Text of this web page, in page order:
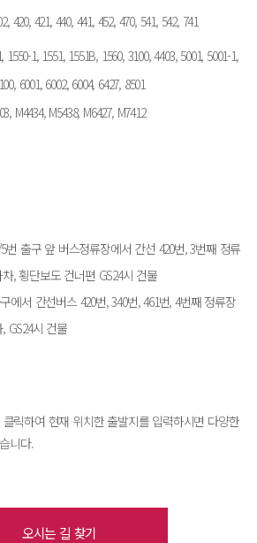
420, 421, 440, 441, 452, 470, 541, 542, 741
1550-1, 1551, 1551B, 1560, 3100, 4403, 5001, 5001-1,
6001, 6002, 6004, 6427, 8501
M4434, M5438, M6427, M7412
출구 앞 버스정류장에서 간선 420번, 3번째 정류
, 횡단보도 건너편 GS24시 건물
서 간선버스 420번, 340번, 461번, 4번째 정류장
GS24시 건물
릭하여 현재 위치한 출발지를 입력하시면 다양한
니다.
오시는 길 찾기